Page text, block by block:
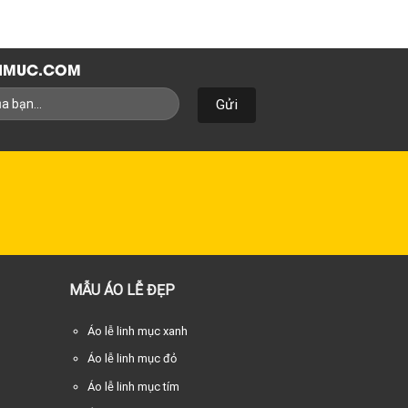
MẪU ÁO LỄ ĐẸP
Áo lễ linh mục xanh
Áo lễ linh mục đỏ
Áo lễ linh mục tím